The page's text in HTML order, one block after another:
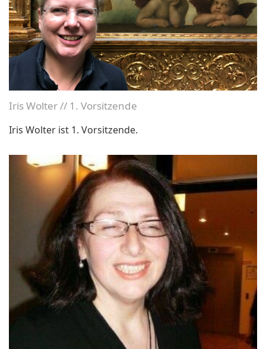
Iris Wolter // 1. Vorsitzende
Iris Wolter ist 1. Vorsitzende.